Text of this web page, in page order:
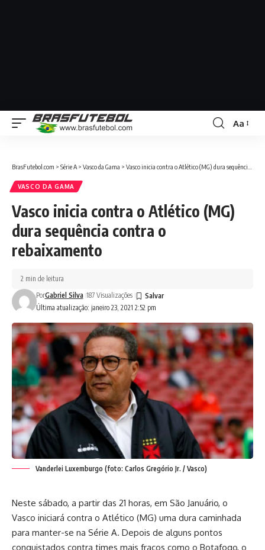
Aa
BrasFutebol.com > Série A > Vasco da Gama > Vasco inicia contra o Atlético (MG) dura sequência contra o rebaixamento
VASCO DA GAMA
Vasco inicia contra o Atlético (MG)
dura sequência contra o
rebaixamento
Última atualização: janeiro 23, 2021 2:52 pm
PorGabriel Silva 187 Visualizações
2 min de leitura
Vanderlei Luxemburgo (foto: Carlos Gregório Jr. / Vasco)
Neste sábado, a partir das 21 horas, em São Januário, o
Vasco iniciará contra o Atlético (MG) uma dura caminhada
para manter-se na Série A. Depois de alguns pontos
conquistados contra times mais fracos como o Botafogo, o